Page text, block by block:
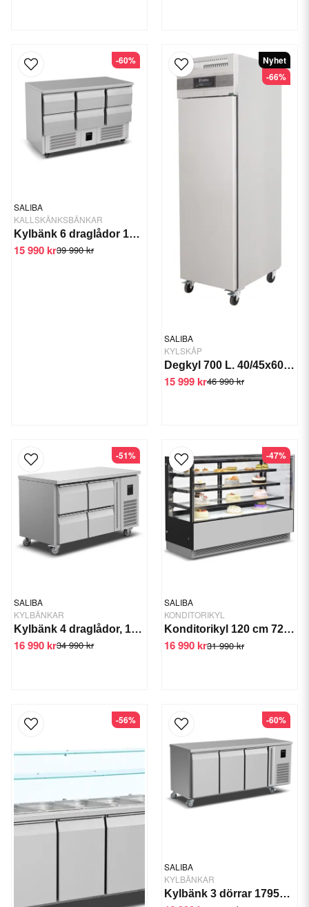
SALIBA
KALLSKÄNKSBÄNKAR
Kylbänk 6 draglådor 136 5 CM
39 990 kr
15 990 kr
-60%
SALIBA
KYLSKÅP
Degkyl 700 L. 40/45x60 cm, +2/+8°C
46 990 kr
15 999 kr
Nyhet
-66%
SALIBA
KYLBÄNKAR
Kylbänk 4 draglådor, 136 cm
34 990 kr
16 990 kr
-51%
SALIBA
KONDITORIKYL
Konditorikyl 120 cm 720 Ltr
31 990 kr
16 990 kr
-47%
-56%
SALIBA
KYLBÄNKAR
Kylbänk 3 dörrar 1795mm Saliba
-60%